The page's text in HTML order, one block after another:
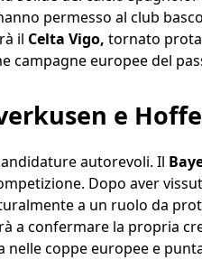
permesso al club
il Celta Vigo, tornato
campagne europee del
e
autorevoli. Il
Dopo aver
a un ruolo da
a confermare la propria
nelle coppe europee e